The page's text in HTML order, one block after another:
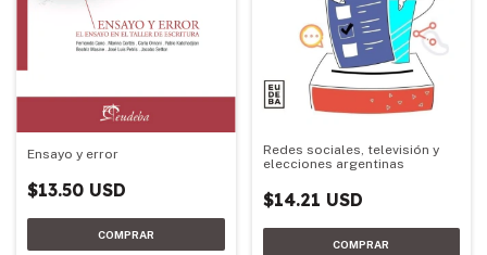
Ensayo y error
$13.50 USD
Redes sociales, televisión y
elecciones argentinas
$14.21 USD